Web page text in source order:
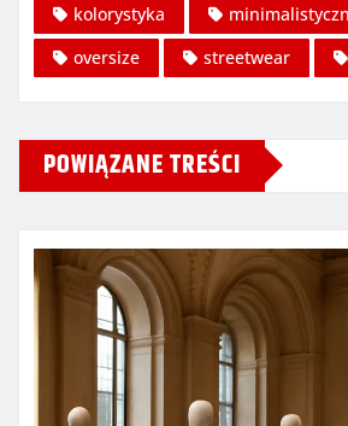
kolorystyka
oversize
streetwear
POWIĄZANE TREŚCI